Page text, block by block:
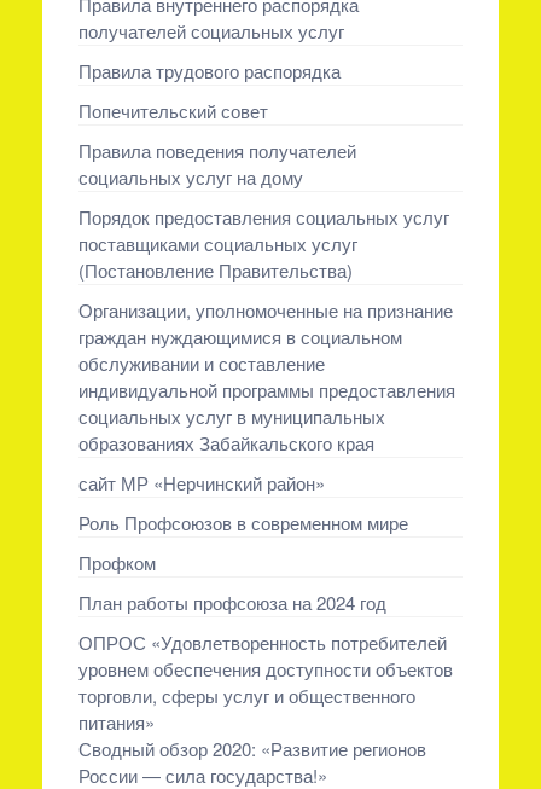
получателей социальных услуг
Правила трудового распорядка
Попечительский совет
Правила поведения получателей
социальных услуг на дому
Порядок предоставления социальных услуг
поставщиками социальных услуг
(Постановление Правительства)
Организации, уполномоченные на признание
граждан нуждающимися в социальном
обслуживании и составление
индивидуальной программы предоставления
социальных услуг в муниципальных
образованиях Забайкальского края
сайт МР «Нерчинский район»
Роль Профсоюзов в современном мире
Профком
План работы профсоюза на 2024 год
ОПРОС «Удовлетворенность потребителей
уровнем обеспечения доступности объектов
торговли, сферы услуг и общественного
питания»
Сводный обзор 2020: «Развитие регионов
России — сила государства!»